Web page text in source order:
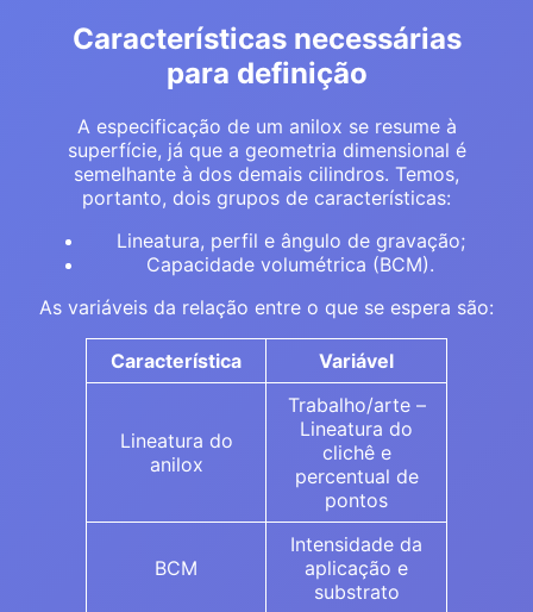
Características necessárias
para definição
A especificação de um anilox se resume à
superfície, já que a geometria dimensional é
semelhante à dos demais cilindros. Temos,
portanto, dois grupos de características:
Lineatura, perfil e ângulo de gravação;
Capacidade volumétrica (BCM).
As variáveis da relação entre o que se espera são:
Característica Variável
Lineatura do
anilox
Trabalho/arte –
Lineatura do
clichê e
percentual de
pontos
BCM
Intensidade da
aplicação e
substrato